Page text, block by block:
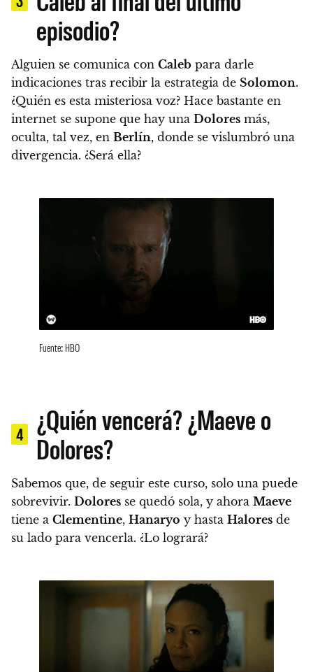
episodio?
Alguien se comunica con Caleb para darle
indicaciones tras recibir la estrategia de Solomon.
¿Quién es esta misteriosa voz? Hace bastante en
internet se supone que hay una Dolores más,
oculta, tal vez, en Berlín, donde se vislumbró una
divergencia. ¿Será ella?
Fuente: HBO
4
¿Quién vencerá? ¿Maeve o
Dolores?
Sabemos que, de seguir este curso, solo una puede
sobrevivir. Dolores se quedó sola, y ahora Maeve
tiene a Clementine, Hanaryo y hasta Halores de
su lado para vencerla. ¿Lo logrará?